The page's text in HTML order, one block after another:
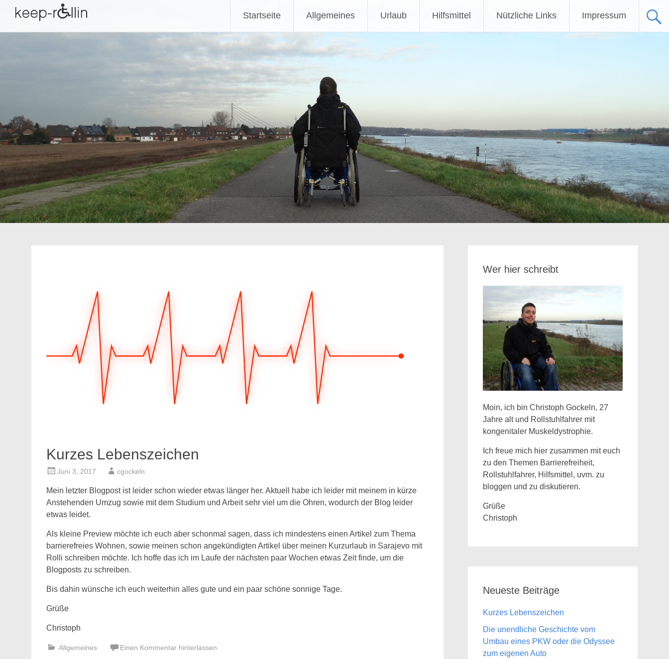
Inhalt
Startseite Allgemeines Urlaub Hilfsmittel Nützliche Links Impressum
Kurzes Lebenszeichen
Juni 3, 2017 cgockeln
Mein letzter Blogpost ist leider schon wieder etwas länger her. Aktuell habe ich leider mit meinem in kürze
Anstehenden Umzug sowie mit dem Studium und Arbeit sehr viel um die Ohren, wodurch der Blog leider
etwas leidet.
Als kleine Preview möchte ich euch aber schonmal sagen, dass ich mindestens einen Artikel zum Thema
barrierefreies Wohnen, sowie meinen schon angekündigten Artikel über meinen Kurzurlaub in Sarajevo mit
Rolli schreiben möchte. Ich hoffe das ich im Laufe der nächsten paar Wochen etwas Zeit finde, um die
Blogposts zu schreiben.
Bis dahin wünsche ich euch weiterhin alles gute und ein paar schöne sonnige Tage.
Grüße
Christoph
Allgemeines Einen Kommentar hinterlassen
Wer hier schreibt
Moin, ich bin Christoph Gockeln, 27
Jahre alt und Rollstuhlfahrer mit
kongenitaler Muskeldystrophie.
Ich freue mich hier zusammen mit euch
zu den Themen Barrierefreiheit,
Rollstuhlfahrer, Hilfsmittel, uvm. zu
bloggen und zu diskutieren.
Grüße
Christoph
Neueste Beiträge
Kurzes Lebenszeichen
Die unendliche Geschichte vom
Umbau eines PKW oder die Odyssee
zum eigenen Auto